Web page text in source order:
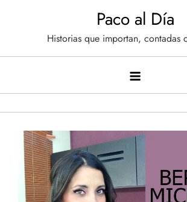
Paco al Día
Historias que importan, contadas